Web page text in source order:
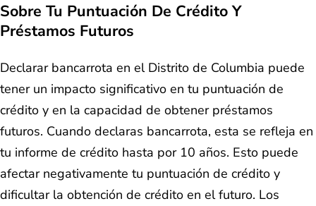
Sobre Tu Puntuación De Crédito Y
Préstamos Futuros
Declarar bancarrota en el Distrito de Columbia puede
tener un impacto significativo en tu puntuación de
crédito y en la capacidad de obtener préstamos
futuros. Cuando declaras bancarrota, esta se refleja en
tu informe de crédito hasta por 10 años. Esto puede
afectar negativamente tu puntuación de crédito y
dificultar la obtención de crédito en el futuro. Los